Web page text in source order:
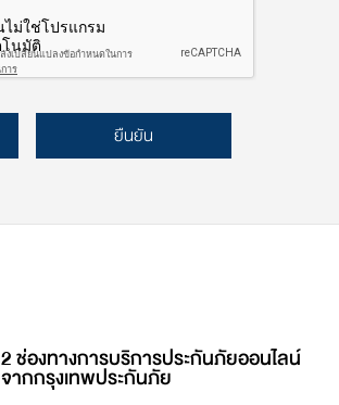
ยืนยัน
2 ช่องทางการบริการประกันภัยออนไลน์
จากกรุงเทพประกันภัย